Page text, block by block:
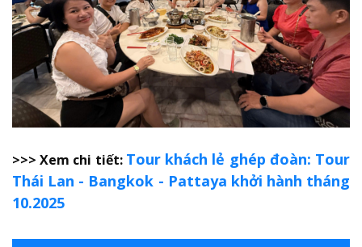
>>> Xem chi tiết: Tour khách lẻ ghép đoàn: Tour
Thái Lan - Bangkok - Pattaya khởi hành tháng
10.2025